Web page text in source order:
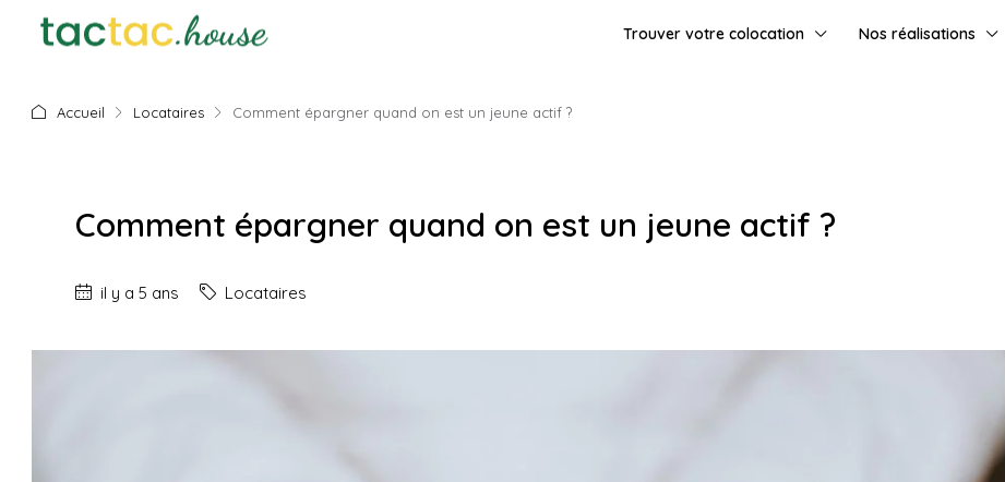
Trouver votre colocation Nos réalisations
Accueil Locataires Comment épargner quand on est un jeune actif ?
Comment épargner quand on est un jeune actif ?
il y a 5 ans Locataires